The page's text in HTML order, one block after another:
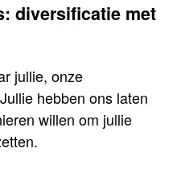
diversificatie met
jullie, onze
hebben ons laten
willen om jullie